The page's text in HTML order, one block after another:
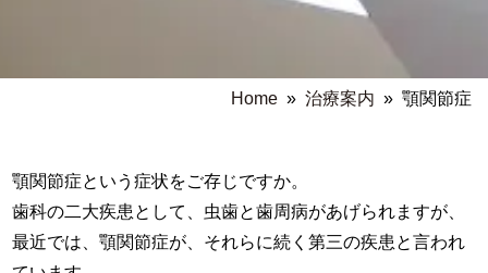
Home » 治療案内 » 顎関節症
顎関節症という症状をご存じですか。
歯科の二大疾患として、虫歯と歯周病があげられますが、
最近では、顎関節症が、それらに続く第三の疾患と言われ